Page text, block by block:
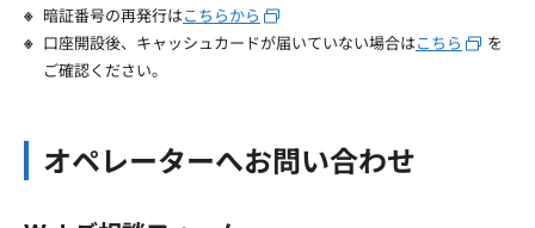
暗証番号の再発行はこちらから
口座開設後、キャッシュカードが届いていない場合はこちら
を
ご確認ください。
オペレーターへお問い合わせ